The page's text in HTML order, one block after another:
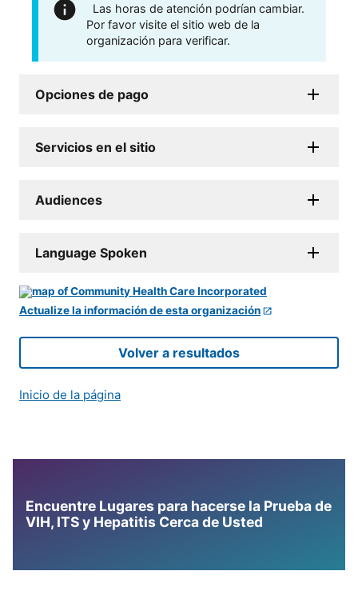
Las horas de atención podrían cambiar.
Por favor visite el sitio web de la
organización para verificar.
Opciones de pago
Servicios en el sitio
Audiences
Language Spoken
Actualize la información de esta organización
Volver a resultados
Inicio de la página
Encuentre Lugares para hacerse la Prueba de
VIH, ITS y Hepatitis Cerca de Usted